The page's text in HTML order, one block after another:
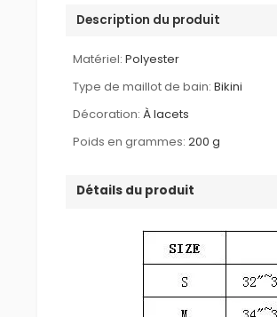
Description du produit
Matériel: Polyester
Type de maillot de bain: Bikini
Décoration: À lacets
Poids en grammes: 200 g
Détails du produit